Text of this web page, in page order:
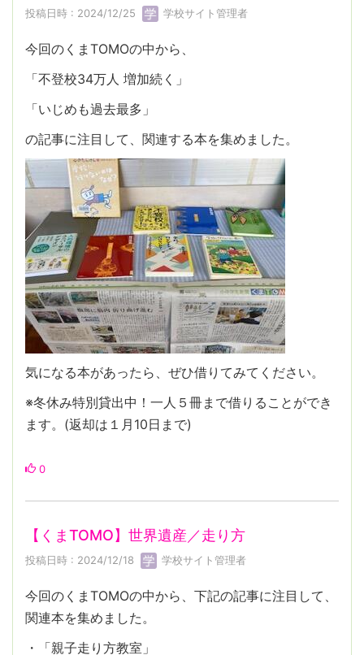
投稿日時 : 2024/12/25 学校サイト管理者
今回のくまTOMOの中から、
「不登校34万人 増加続く」
「いじめも過去最多」
の記事に注目して、関連する本を集めました。
気になる本があったら、ぜひ借りてみてください。
※冬休み特別貸出中！一人５冊まで借りることができ
ます。(返却は１月10日まで)
0
【くまTOMO】世界遺産／走り方
投稿日時 : 2024/12/18 学校サイト管理者
今回のくまTOMOの中から、下記の記事に注目して、
関連本を集めました。
・「親子走り方教室」